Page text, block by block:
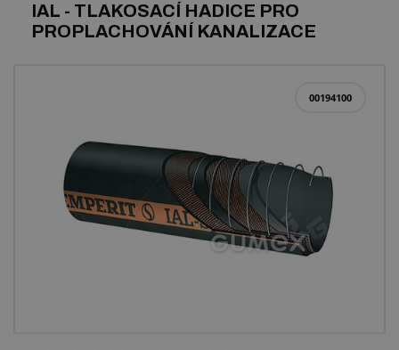
Profily a výroba těsnění
Zlepšení pracovního prostředí
Další pryžové a plastové výrobky
IAL - TLAKOSACÍ HADICE PRO
PROPLACHOVÁNÍ KANALIZACE
00194100